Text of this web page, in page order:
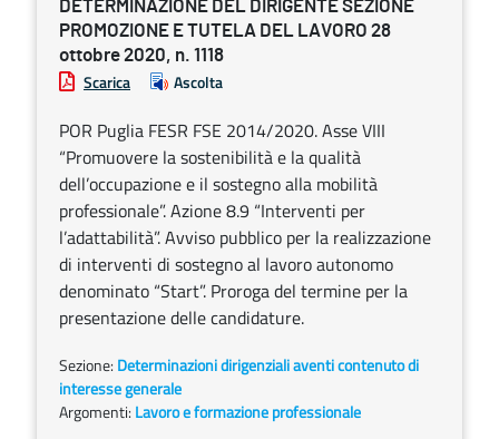
DETERMINAZIONE DEL DIRIGENTE SEZIONE
PROMOZIONE E TUTELA DEL LAVORO 28
ottobre 2020, n. 1118
Scarica Ascolta
POR Puglia FESR FSE 2014/2020. Asse VIII
“Promuovere la sostenibilità e la qualità
dell’occupazione e il sostegno alla mobilità
professionale”. Azione 8.9 “Interventi per
l’adattabilità”. Avviso pubblico per la realizzazione
di interventi di sostegno al lavoro autonomo
denominato “Start”. Proroga del termine per la
presentazione delle candidature.
Sezione: Determinazioni dirigenziali aventi contenuto di
interesse generale
Argomenti: Lavoro e formazione professionale